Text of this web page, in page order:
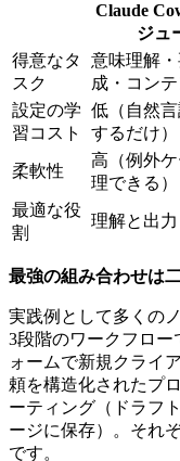
Claude
ジュ
得意なタ
スク
意味理解
成・コン
設定の学
習コスト
低（自然
するだけ）
柔軟性
高（例外
理できる）
最適な役
割
理解と出力
最強の組み合わせは
実践例として多くの
3段階のワークフロー
ォームで新規クライ
頼を構造化されたプ
ーティング（ドラフ
ージに保存）。それ
です。